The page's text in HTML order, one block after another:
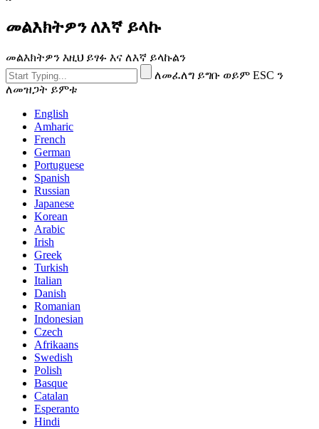
መልእክትዎን ለእኛ ይላኩ
መልእክትዎን እዚህ ይፃፉ እና ለእኛ ይላኩልን
ለመፈለግ ይግቡ ወይም ESC ን
ለመዝጋት ይምቱ
English
Amharic
French
German
Portuguese
Spanish
Russian
Japanese
Korean
Arabic
Irish
Greek
Turkish
Italian
Danish
Romanian
Indonesian
Czech
Afrikaans
Swedish
Polish
Basque
Catalan
Esperanto
Hindi